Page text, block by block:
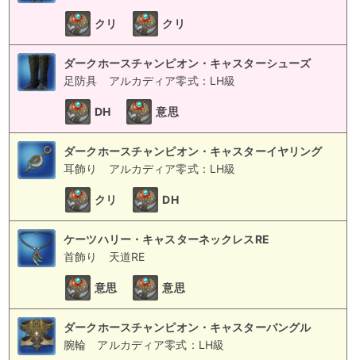
クリ クリ
ダークホースチャンピオン・キャスターシューズ
足防具
アルカディア零式：LH級
DH 意思
ダークホースチャンピオン・キャスターイヤリング
耳飾り
アルカディア零式：LH級
クリ DH
ケーツハリー・キャスターネックレスRE
首飾り
天道RE
意思 意思
ダークホースチャンピオン・キャスターバングル
腕輪
アルカディア零式：LH級